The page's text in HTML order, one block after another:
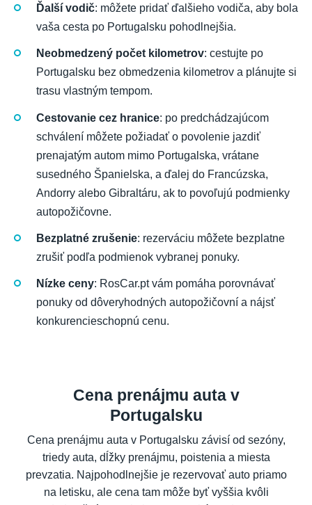
Ďalší vodič: môžete pridať ďalšieho vodiča, aby bola
vaša cesta po Portugalsku pohodlnejšia.
Neobmedzený počet kilometrov: cestujte po
Portugalsku bez obmedzenia kilometrov a plánujte si
trasu vlastným tempom.
Cestovanie cez hranice: po predchádzajúcom
schválení môžete požiadať o povolenie jazdiť
prenajatým autom mimo Portugalska, vrátane
susedného Španielska, a ďalej do Francúzska,
Andorry alebo Gibraltáru, ak to povoľujú podmienky
autopožičovne.
Bezplatné zrušenie: rezerváciu môžete bezplatne
zrušiť podľa podmienok vybranej ponuky.
Nízke ceny: RosCar.pt vám pomáha porovnávať
ponuky od dôveryhodných autopožičovní a nájsť
konkurencieschopnú cenu.
Cena prenájmu auta v
Portugalsku
Cena prenájmu auta v Portugalsku závisí od sezóny,
triedy auta, dĺžky prenájmu, poistenia a miesta
prevzatia. Najpohodlnejšie je rezervovať auto priamo
na letisku, ale cena tam môže byť vyššia kvôli